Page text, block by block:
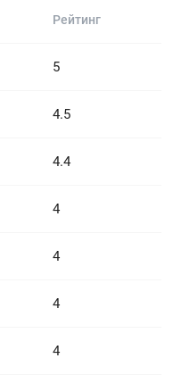
Рейтинг
5
4.5
4.4
4
4
4
4